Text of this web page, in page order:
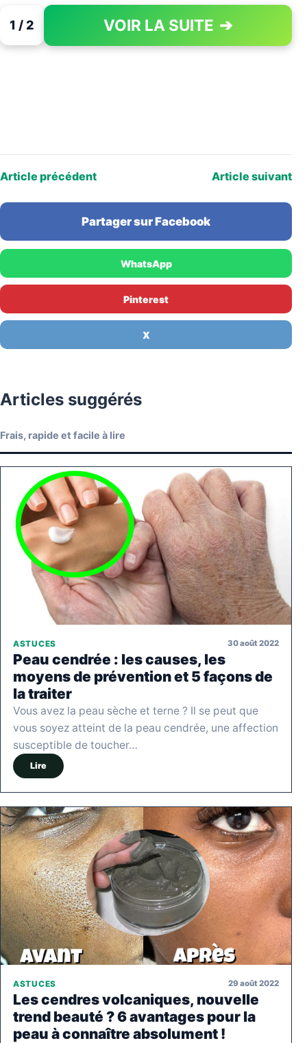
1 / 2 VOIR LA SUITE ➔
PAGE 1 OF 2
Article précédent Article suivant
Partager sur Facebook
WhatsApp
Pinterest
X
Articles suggérés
Frais, rapide et facile à lire
ASTUCES 30 août 2022
Peau cendrée : les causes, les
moyens de prévention et 5 façons de
la traiter
Vous avez la peau sèche et terne ? Il se peut que
vous soyez atteint de la peau cendrée, une affection
susceptible de toucher…
Lire
ASTUCES 29 août 2022
Les cendres volcaniques, nouvelle
trend beauté ? 6 avantages pour la
peau à connaître absolument !